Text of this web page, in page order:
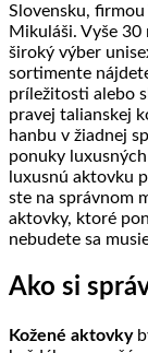
Slovensku,
Mikuláši. Vyše
široký výber
sortimente
príležitosti alebo
pravej talianskej
hanbu v žiadnej
ponuky
luxusnú aktovku
ste na správnom
aktovky, ktoré
nebudete sa
Ako si
Kožené aktovky